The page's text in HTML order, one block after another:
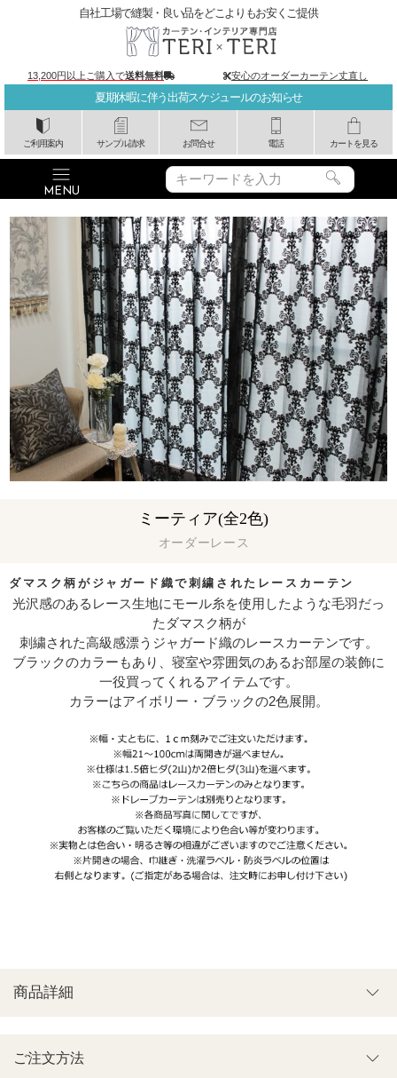
夏期休暇に伴う出荷スケジュールのお知らせ
ご利用案内 サンプル請求 お問合せ 電話 カートを見る
自社工場で縫製・良い品をどこよりもお安くご提供
13,200円以上ご購入で送料無料 安心のオーダーカーテン丈直し
ダマスク柄がジャガード織で刺繍されたレースカーテン
オーダーレース
ミーティア(全2色)
光沢感のあるレース生地にモール糸を使用したような毛羽だっ
たダマスク柄が
刺繍された高級感漂うジャガード織のレースカーテンです。
ブラックのカラーもあり、寝室や雰囲気のあるお部屋の装飾に
一役買ってくれるアイテムです。
カラーはアイボリー・ブラックの2色展開。
ご注文方法
商品詳細